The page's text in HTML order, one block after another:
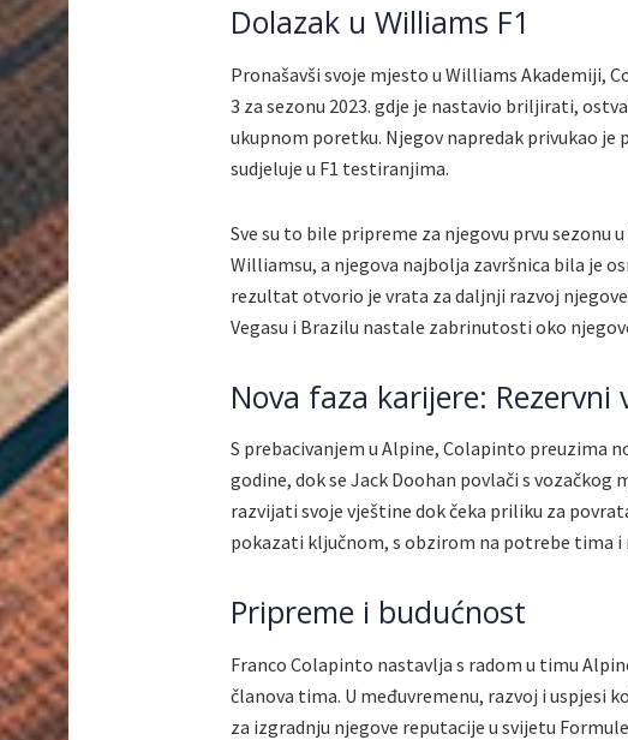
Dolazak u Williams F1
Pronašavši svoje mjesto u Williams Akademiji,
3 za sezonu 2023. gdje je nastavio briljirati,
ukupnom poretku. Njegov napredak privukao je
sudjeluje u F1 testiranjima.
Sve su to bile pripreme za njegovu prvu sezonu
Williamsu, a njegova najbolja završnica bila je
rezultat otvorio je vrata za daljnji razvoj
Vegasu i Brazilu nastale zabrinutosti oko
Nova faza karijere: Rezervni
S prebacivanjem u Alpine, Colapinto preuzima
godine, dok se Jack Doohan povlači s
razvijati svoje vještine dok čeka priliku za
pokazati ključnom, s obzirom na potrebe tima i
Pripreme i budućnost
Franco Colapinto nastavlja s radom u timu
članova tima. U međuvremenu, razvoj i uspjesi
za izgradnju njegove reputacije u svijetu